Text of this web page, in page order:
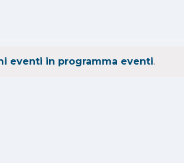
eventi in programma eventi.